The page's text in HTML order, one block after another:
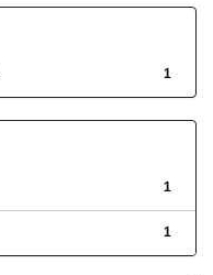
1
1
1